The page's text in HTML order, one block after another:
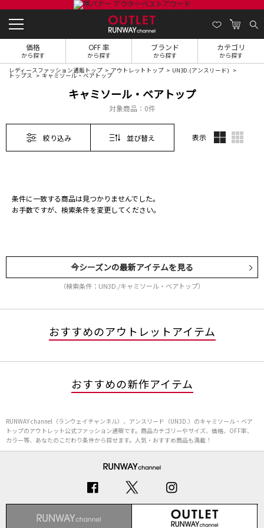
価格
から探す
OFF 率
から探す
ブランド
から探す
カテゴリ
から探す
レディースファッション通販トップ アウトレットトップ UN3D.(アンスリード)
トップス キャミソール・ベアトップ
キャミソール・ベアトップ
対象商品： 0件
絞り込み 並び替え 表示
条件に一致する商品は見つかりませんでした。
お手数ですが、検索条件を変更してください。
今シーズンの最新アイテムを見る
（検索条件：UN3D./キャミソール・ベアトップ）
おすすめのアウトレットアイテム
おすすめの新作アイテム
RUNWAY channel（ランウェイチャンネル）、アンスリード（UN3D.）のキャミソール・ベア
トップのアウトレット公式ファッション通販です。商品カテゴリーやサイズ、価格、OFF率、
カラー等、あなたのこだわり条件から探せます。人気・おすすめ商品も満載！